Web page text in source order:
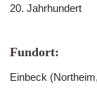
20. Jahrhundert
Fundort:
Einbeck